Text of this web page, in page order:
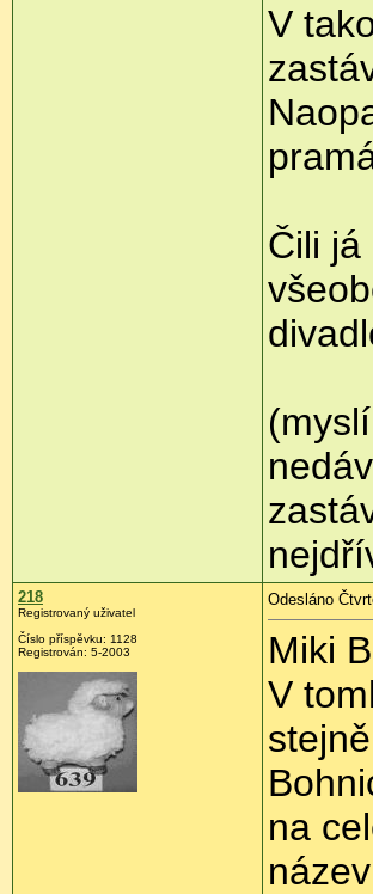
V
Čili já
218
Registrovaný uživatel
Číslo příspěvku: 1128
Registrován: 5-2003
Odesláno
Miki
V
na